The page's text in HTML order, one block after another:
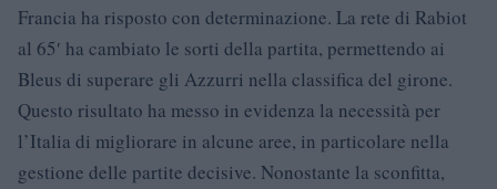
Francia ha risposto con determinazione. La rete di Rabiot
al 65′ ha cambiato le sorti della partita, permettendo ai
Bleus di superare gli Azzurri nella classifica del girone.
Questo risultato ha messo in evidenza la necessità per
l’Italia di migliorare in alcune aree, in particolare nella
gestione delle partite decisive. Nonostante la sconfitta,